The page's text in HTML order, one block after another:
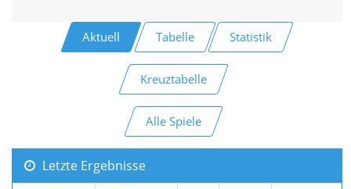
Aktuell Tabelle Statistik
Kreuztabelle
Alle Spiele
Letzte Ergebnisse